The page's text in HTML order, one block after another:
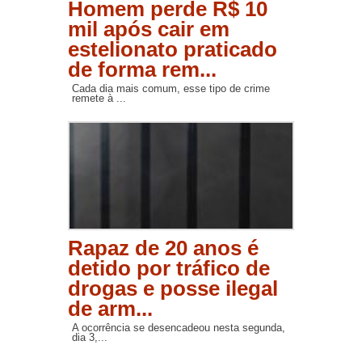
Homem perde R$ 10
mil após cair em
estelionato praticado
de forma rem...
Cada dia mais comum, esse tipo de crime
remete à ...
Rapaz de 20 anos é
detido por tráfico de
drogas e posse ilegal
de arm...
A ocorrência se desencadeou nesta segunda,
dia 3,...